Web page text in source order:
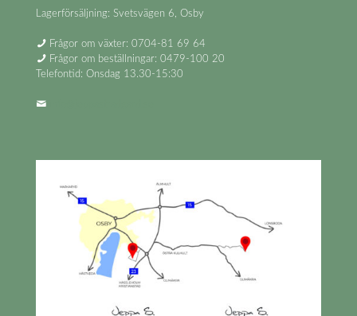
Lagerförsäljning: Svetsvägen 6, Osby
Frågor om växter: 0704-81 69 64
Frågor om beställningar: 0479-100 20
Telefontid: Onsdag 13.30-15:30